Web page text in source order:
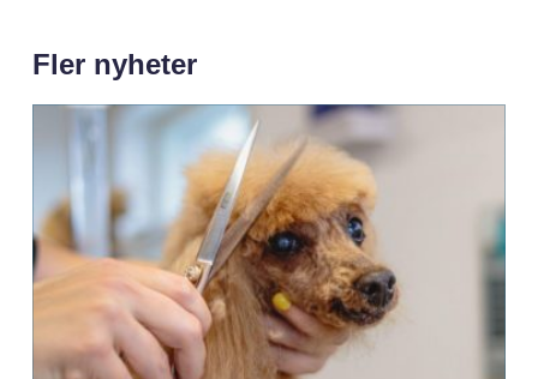
Fler nyheter